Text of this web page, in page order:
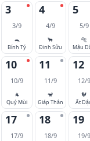
3
3/9
🐀
Bính Tý
4
4/9
🐂
Đinh Sửu
5
5/9
🐅
Mậu
10
10/9
🐐
Quý Mùi
11
11/9
🐒
Giáp Thân
12
12/9
🐓
Ất
17
17/9
18
18/9
19
19/9